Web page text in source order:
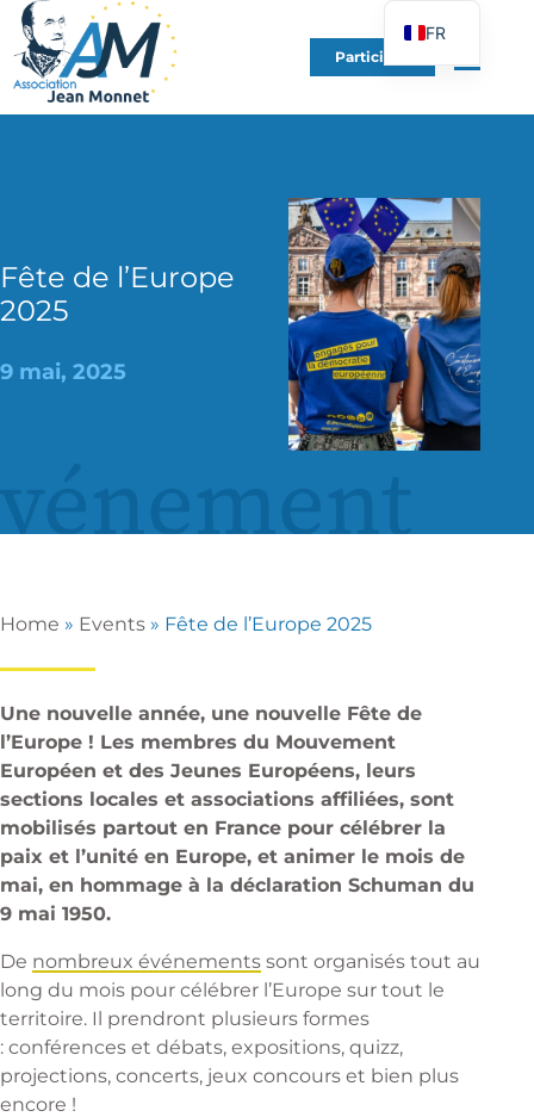
Participer
Fête de l’Europe
2025
9 mai, 2025
Home » Events » Fête de l’Europe 2025
Une nouvelle année, une nouvelle Fête de
l’Europe ! Les membres du Mouvement
Européen et des Jeunes Européens, leurs
sections locales et associations affiliées, sont
mobilisés partout en France pour célébrer la
paix et l’unité en Europe, et animer le mois de
mai, en hommage à la déclaration Schuman du
9 mai 1950.
De nombreux événements sont organisés tout au
long du mois pour célébrer l’Europe sur tout le
territoire. Il prendront plusieurs formes
: conférences et débats, expositions, quizz,
projections, concerts, jeux concours et bien plus
encore !
FR
EN
DE
PT
PL
UK